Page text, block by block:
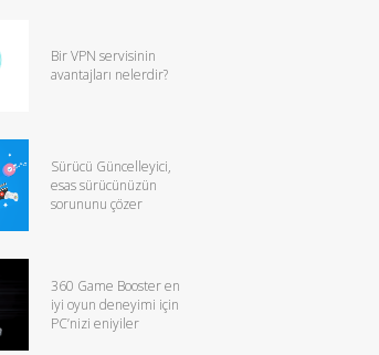
Bir VPN servisinin
avantajları nelerdir?
Sürücü Güncelleyici,
esas sürücünüzün
sorununu çözer
360 Game Booster en
iyi oyun deneyimi için
PC’nizi eniyiler